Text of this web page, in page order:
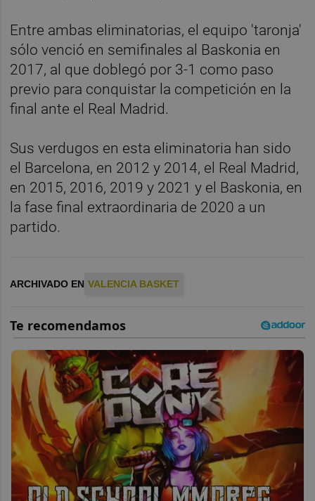
Entre ambas eliminatorias, el equipo 'taronja'
sólo venció en semifinales al Baskonia en
2017, al que doblegó por 3-1 como paso
previo para conquistar la competición en la
final ante el Real Madrid.
Sus verdugos en esta eliminatoria han sido
el Barcelona, en 2012 y 2014, el Real Madrid,
en 2015, 2016, 2019 y 2021 y el Baskonia, en
la fase final extraordinaria de 2020 a un
partido.
ARCHIVADO EN VALENCIA BASKET